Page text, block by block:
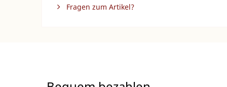
Fragen zum Artikel?